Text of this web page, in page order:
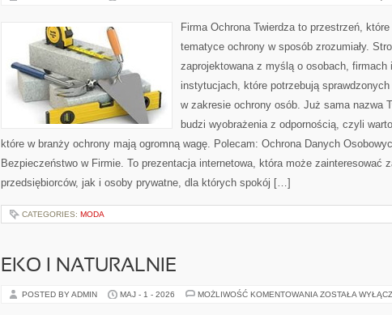
Firma Ochrona Twierdza to przestrzeń,
tematyce ochrony w sposób zrozumiały.
zaprojektowana z myślą o osobach, firmach i
instytucjach, które potrzebują
w zakresie ochrony osób. Już sama nazwa
budzi wyobrażenia z odpornością, czyli
które w branży ochrony mają ogromną wagę. Polecam: Ochrona Danych
Bezpieczeństwo w Firmie. To prezentacja internetowa, która może zainteresować
przedsiębiorców, jak i osoby prywatne, dla których spokój […]
CATEGORIES: MODA
EKO I NATURALNIE
POSTED BY ADMIN MAJ - 1 - 2026 MOŻLIWOŚĆ KOMENTOWANIA EKO
ZOSTAŁA